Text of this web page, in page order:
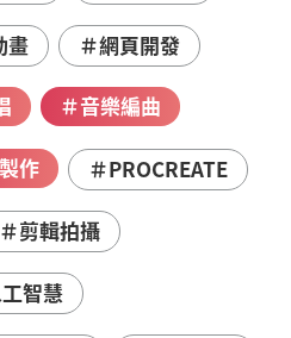
畫 ＃網頁開發
＃音樂編曲
作 ＃PROCREATE
＃剪輯拍攝
智慧